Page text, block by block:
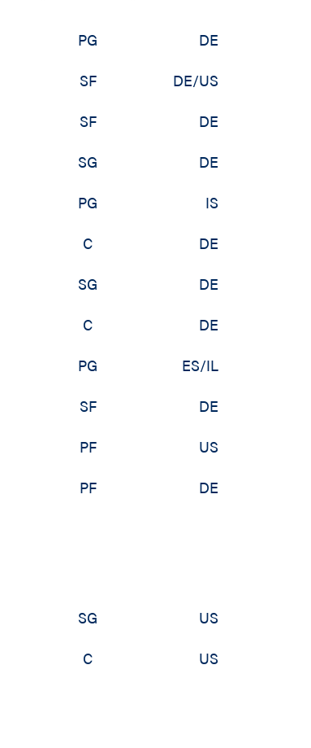
PG
DE
SF
DE/US
SF
DE
SG
DE
PG
IS
C
DE
SG
DE
C
DE
PG
ES/IL
SF
DE
PF
US
PF DE
SG
US
C US